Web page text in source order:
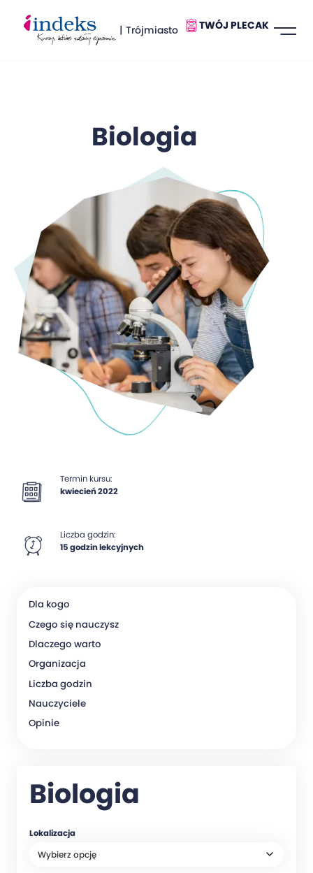
| Trójmiasto TWÓJ PLECAK
Biologia
Termin kursu:
kwiecień 2022
Liczba godzin:
15 godzin lekcyjnych
Dla kogo
Czego się nauczysz
Dlaczego warto
Organizacja
Liczba godzin
Nauczyciele
Opinie
Biologia
Lokalizacja